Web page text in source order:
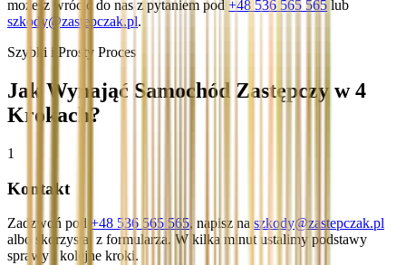
możesz wrócić do nas z pytaniem pod +48 536 565 565 lub
szkody@zastepczak.pl.
Szybki i Prosty Proces
Jak Wynająć Samochód Zastępczy w 4
Krokach?
1
Kontakt
Zadzwoń pod +48 536 565 565, napisz na szkody@zastepczak.pl
albo skorzystaj z formularza. W kilka minut ustalimy podstawy
sprawy i kolejne kroki.